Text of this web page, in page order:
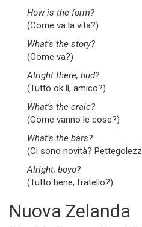
How is the form?
(Come va la vita?)
What’s the story?
(Come va?)
Alright there, bud?
(Tutto ok lì, amico?)
What’s the craic?
(Come vanno le cose?)
What’s the bars?
(Ci sono novità?
Alright, boyo?
(Tutto bene, fratello?)
Nuova Zelanda